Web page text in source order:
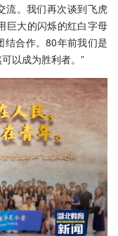
流。我们再次谈到飞虎
巨大的闪烁的红白字母
结合作。80年前我们是
以成为胜利者。”